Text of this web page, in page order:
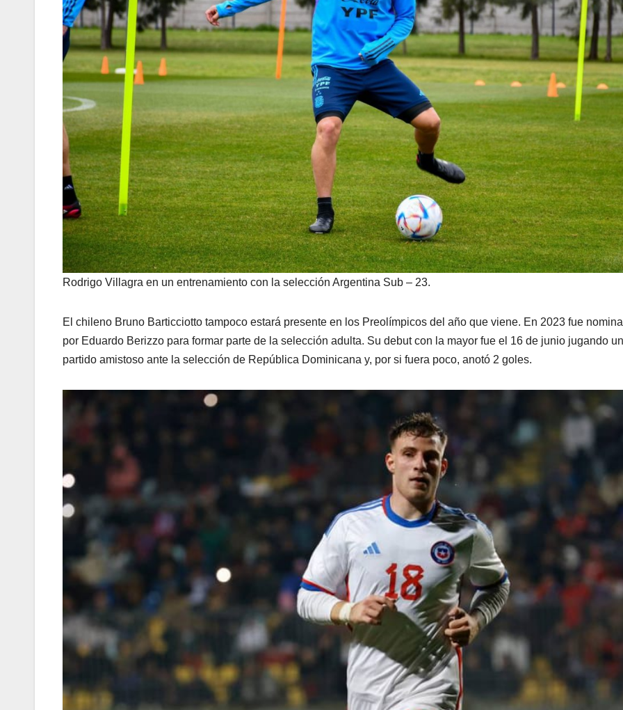
Rodrigo Villagra en un entrenamiento con la selección Argentina Sub – 23.
El chileno Bruno Barticciotto tampoco estará presente en los Preolímpicos del año que viene. En 2023 fue
por Eduardo Berizzo para formar parte de la selección adulta. Su debut con la mayor fue el 16 de junio jugando un
partido amistoso ante la selección de República Dominicana y, por si fuera poco, anotó 2 goles.
EL LEÓN
CAYÓ EN
MENDOZA
FÚTBOL
INSTITUTO
LIGA PROFESIONAL
QUIERE
SEGUIR DE
RECIBE A
GIMNASIA DE
MENDOZA EN
ALTA
CÓRDOBA
8 AGOSTO, 2026
FÚTBOL
TORNEO
SU
ADA
7 AGOSTO,